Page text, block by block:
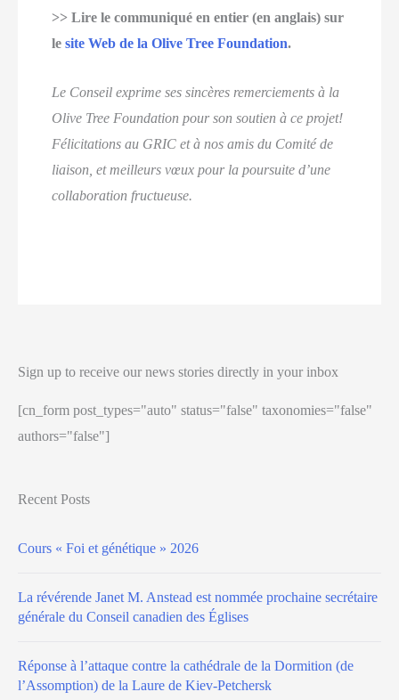
>> Lire le communiqué en entier (en anglais) sur
lesite Web de la Olive Tree Foundation.
Le Conseil exprime ses sincères remerciements à la
Olive Tree Foundation pour son soutien à ce projet!
Félicitations au GRIC et à nos amis du Comité de
liaison, et meilleurs vœux pour la poursuite d’une
collaboration fructueuse.
Sign up to receive our news stories directly in your inbox
[cn_form post_types="auto" status="false" taxonomies="false"
authors="false"]
Recent Posts
Cours « Foi et génétique » 2026
La révérende Janet M. Anstead est nommée prochaine secrétaire
générale du Conseil canadien des Églises
Réponse à l’attaque contre la cathédrale de la Dormition (de
l’Assomption) de la Laure de Kiev-Petchersk